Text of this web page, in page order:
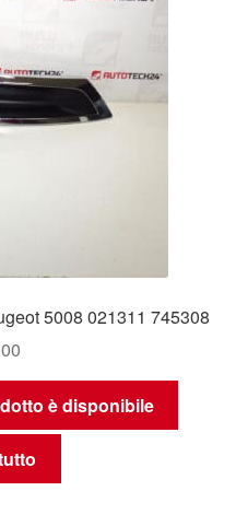
5008 021311 745308
è disponibile